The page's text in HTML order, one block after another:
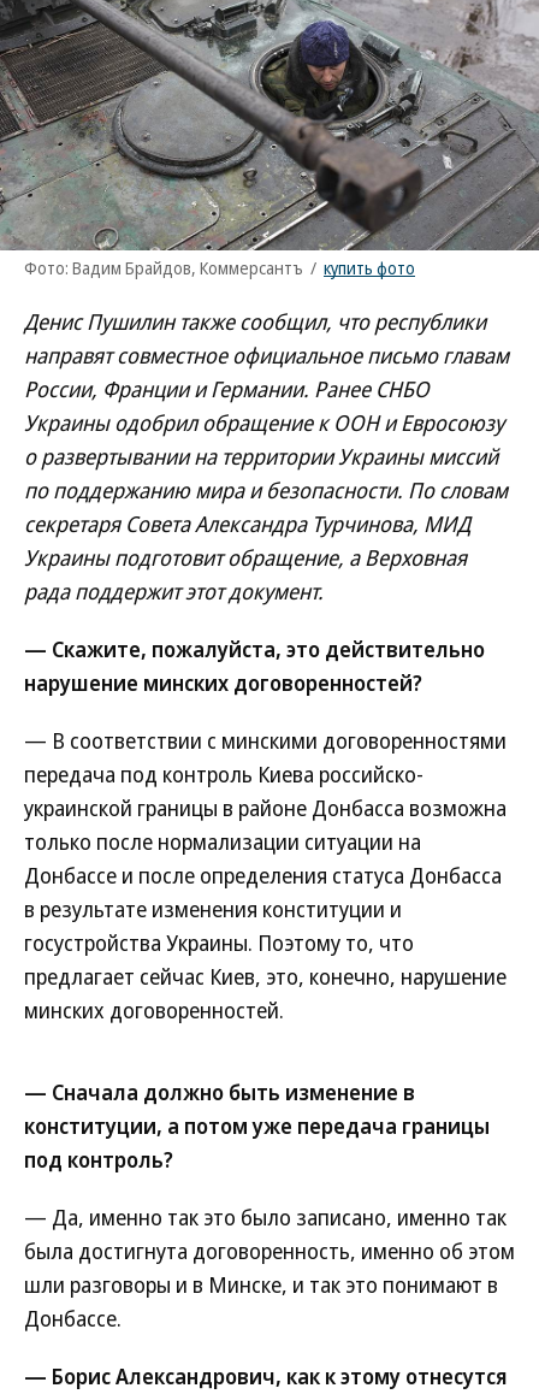
Фото: Вадим Брайдов, Коммерсантъ / купить фото
Денис Пушилин также сообщил, что республики
направят совместное официальное письмо главам
России, Франции и Германии. Ранее СНБО
Украины одобрил обращение к ООН и Евросоюзу
о развертывании на территории Украины миссий
по поддержанию мира и безопасности. По словам
секретаря Совета Александра Турчинова, МИД
Украины подготовит обращение, а Верховная
рада поддержит этот документ.
— Скажите, пожалуйста, это действительно
нарушение минских договоренностей?
— В соответствии с минскими договоренностями
передача под контроль Киева российско-
украинской границы в районе Донбасса возможна
только после нормализации ситуации на
Донбассе и после определения статуса Донбасса
в результате изменения конституции и
госустройства Украины. Поэтому то, что
предлагает сейчас Киев, это, конечно, нарушение
минских договоренностей.
— Сначала должно быть изменение в
конституции, а потом уже передача границы
под контроль?
— Да, именно так это было записано, именно так
была достигнута договоренность, именно об этом
шли разговоры и в Минске, и так это понимают в
Донбассе.
— Борис Александрович, как к этому отнесутся